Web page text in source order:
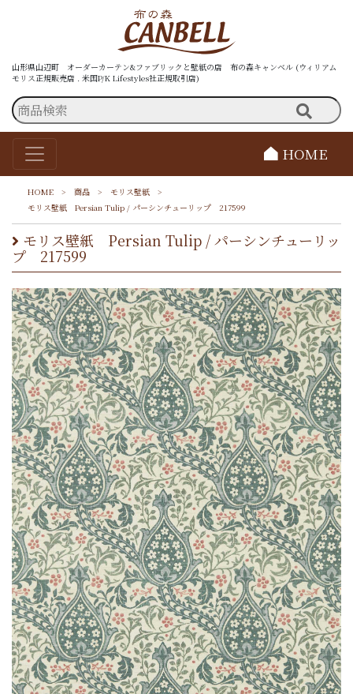
山形県山辺町 オーダーカーテン&ファブリックと壁紙の店 布の森キャンベル (ウィリアム
モリス正規販売店 . 米国P/K Lifestyles社正規取引店)
HOME
HOME > 商品 > モリス壁紙
>
モリス壁紙 Persian Tulip / パーシンチューリップ 217599
モリス壁紙 Persian Tulip / パーシンチューリッ
プ 217599